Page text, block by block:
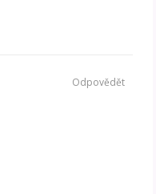
Odpovědět